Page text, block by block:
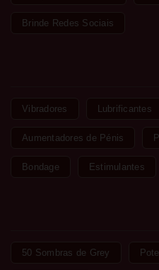
Brinde Redes Sociais
Vibradores Lubrificantes
Aumentadores de Pénis
Bondage Estimulantes
50 Sombras de Grey